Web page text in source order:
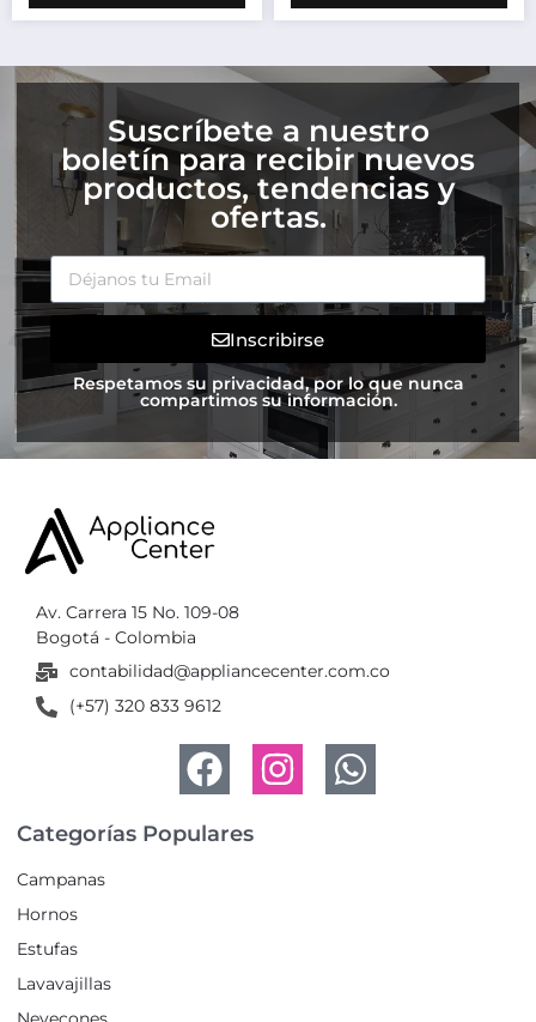
Suscríbete a nuestro
boletín para recibir nuevos
productos, tendencias y
ofertas.
Inscribirse
Respetamos su privacidad, por lo que nunca
compartimos su información.
Av. Carrera 15 No. 109-08
Bogotá - Colombia
contabilidad@appliancecenter.com.co
(+57) 320 833 9612
Categorías Populares
Campanas
Hornos
Estufas
Lavavajillas